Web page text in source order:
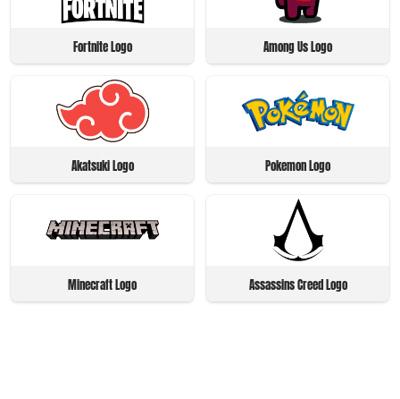
Fortnite Logo Among Us Logo
Akatsuki Logo Pokemon Logo
Minecraft Logo Assassins Creed Logo